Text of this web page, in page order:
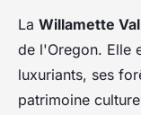
La Willamette
de l'Oregon. Elle
luxuriants, ses
patrimoine